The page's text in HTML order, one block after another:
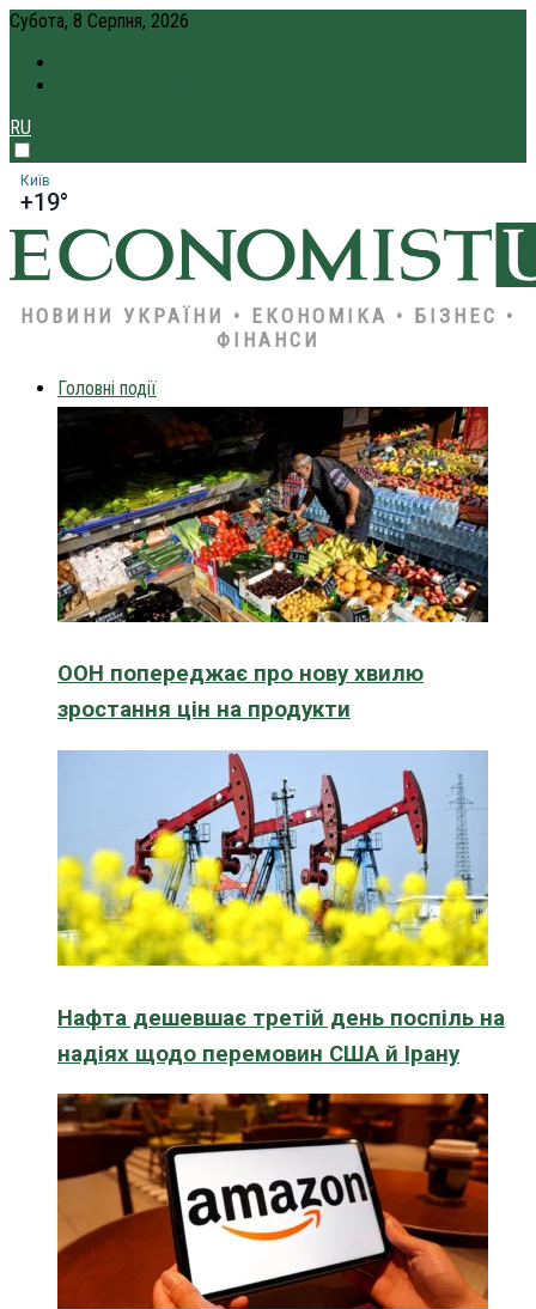
Субота, 8 Серпня, 2026
RU
Київ
+19°
НОВИНИ УКРАЇНИ • ЕКОНОМІКА • БІЗНЕС •
ФІНАНСИ
Головні події
ООН попереджає про нову хвилю
зростання цін на продукти
Нафта дешевшає третій день поспіль на
надіях щодо перемовин США й Ірану